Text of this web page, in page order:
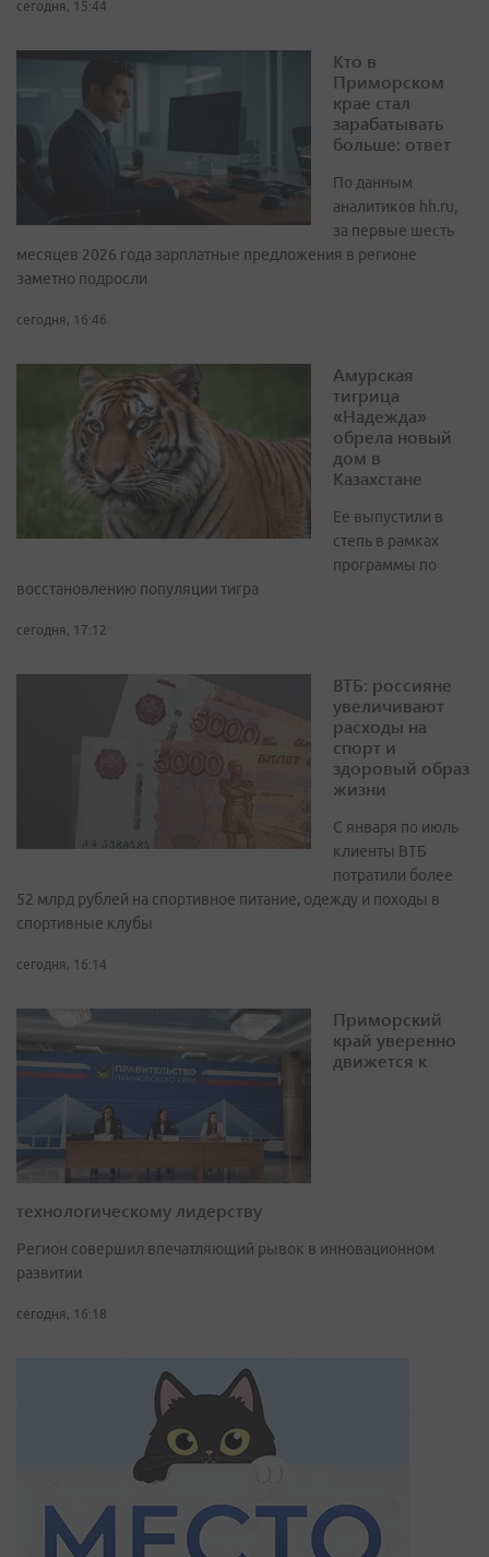
сегодня, 15:44
Кто в
Приморском
крае стал
зарабатывать
больше: ответ
По данным
аналитиков hh.ru,
за первые шесть
месяцев 2026 года зарплатные предложения в регионе
заметно подросли
сегодня, 16:46
Амурская
тигрица
«Надежда»
обрела новый
дом в
Казахстане
Ее выпустили в
степь в рамках
программы по
восстановлению популяции тигра
сегодня, 17:12
ВТБ: россияне
увеличивают
расходы на
спорт и
здоровый образ
жизни
С января по июль
клиенты ВТБ
потратили более
52 млрд рублей на спортивное питание, одежду и походы в
спортивные клубы
сегодня, 16:14
Приморский
край уверенно
движется к
технологическому лидерству
Регион совершил впечатляющий рывок в инновационном
развитии
сегодня, 16:18